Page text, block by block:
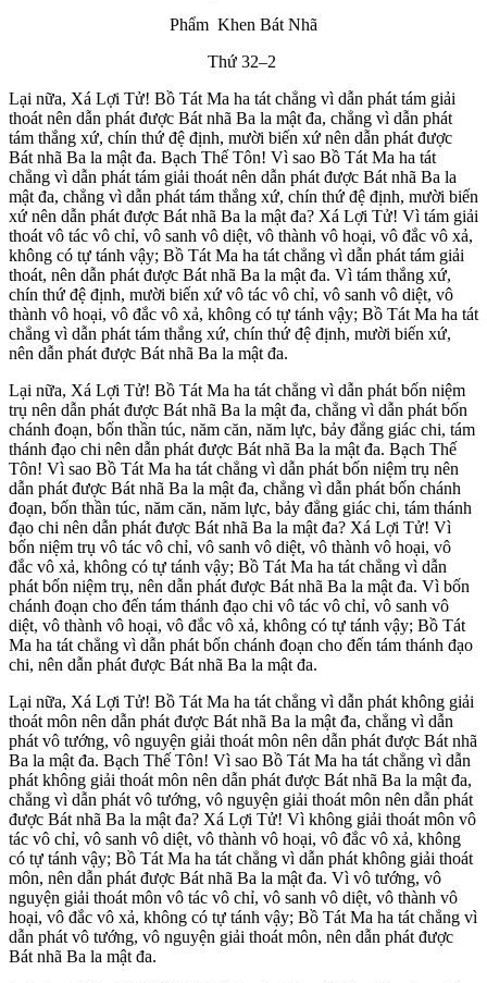
Phẩm Khen Bát Nhã
Thứ 32–2
Lại nữa, Xá Lợi Tử! Bồ Tát Ma ha tát chẳng vì dẫn phát tám giải
thoát nên dẫn phát được Bát nhã Ba la mật đa, chẳng vì dẫn phát
tám thắng xứ, chín thứ đệ định, mười biến xứ nên dẫn phát được
Bát nhã Ba la mật đa. Bạch Thế Tôn! Vì sao Bồ Tát Ma ha tát
chẳng vì dẫn phát tám giải thoát nên dẫn phát được Bát nhã Ba la
mật đa, chẳng vì dẫn phát tám thắng xứ, chín thứ đệ định, mười biến
xứ nên dẫn phát được Bát nhã Ba la mật đa? Xá Lợi Tử! Vì tám giải
thoát vô tác vô chỉ, vô sanh vô diệt, vô thành vô hoại, vô đắc vô xả,
không có tự tánh vậy; Bồ Tát Ma ha tát chẳng vì dẫn phát tám giải
thoát, nên dẫn phát được Bát nhã Ba la mật đa. Vì tám thắng xứ,
chín thứ đệ định, mười biến xứ vô tác vô chỉ, vô sanh vô diệt, vô
thành vô hoại, vô đắc vô xả, không có tự tánh vậy; Bồ Tát Ma ha tát
chẳng vì dẫn phát tám thắng xứ, chín thứ đệ định, mười biến xứ,
nên dẫn phát được Bát nhã Ba la mật đa.
Lại nữa, Xá Lợi Tử! Bồ Tát Ma ha tát chẳng vì dẫn phát bốn niệm
trụ nên dẫn phát được Bát nhã Ba la mật đa, chẳng vì dẫn phát bốn
chánh đoạn, bốn thần túc, năm căn, năm lực, bảy đẳng giác chi, tám
thánh đạo chi nên dẫn phát được Bát nhã Ba la mật đa. Bạch Thế
Tôn! Vì sao Bồ Tát Ma ha tát chẳng vì dẫn phát bốn niệm trụ nên
dẫn phát được Bát nhã Ba la mật đa, chẳng vì dẫn phát bốn chánh
đoạn, bốn thần túc, năm căn, năm lực, bảy đẳng giác chi, tám thánh
đạo chi nên dẫn phát được Bát nhã Ba la mật đa? Xá Lợi Tử! Vì
bốn niệm trụ vô tác vô chỉ, vô sanh vô diệt, vô thành vô hoại, vô
đắc vô xả, không có tự tánh vậy; Bồ Tát Ma ha tát chẳng vì dẫn
phát bốn niệm trụ, nên dẫn phát được Bát nhã Ba la mật đa. Vì bốn
chánh đoạn cho đến tám thánh đạo chi vô tác vô chỉ, vô sanh vô
diệt, vô thành vô hoại, vô đắc vô xả, không có tự tánh vậy; Bồ Tát
Ma ha tát chẳng vì dẫn phát bốn chánh đoạn cho đến tám thánh đạo
chi, nên dẫn phát được Bát nhã Ba la mật đa.
Lại nữa, Xá Lợi Tử! Bồ Tát Ma ha tát chẳng vì dẫn phát không giải
thoát môn nên dẫn phát được Bát nhã Ba la mật đa, chẳng vì dẫn
phát vô tướng, vô nguyện giải thoát môn nên dẫn phát được Bát nhã
Ba la mật đa. Bạch Thế Tôn! Vì sao Bồ Tát Ma ha tát chẳng vì dẫn
phát không giải thoát môn nên dẫn phát được Bát nhã Ba la mật đa,
chẳng vì dẫn phát vô tướng, vô nguyện giải thoát môn nên dẫn phát
được Bát nhã Ba la mật đa? Xá Lợi Tử! Vì không giải thoát môn vô
tác vô chỉ, vô sanh vô diệt, vô thành vô hoại, vô đắc vô xả, không
có tự tánh vậy; Bồ Tát Ma ha tát chẳng vì dẫn phát không giải thoát
môn, nên dẫn phát được Bát nhã Ba la mật đa. Vì vô tướng, vô
nguyện giải thoát môn vô tác vô chỉ, vô sanh vô diệt, vô thành vô
hoại, vô đắc vô xả, không có tự tánh vậy; Bồ Tát Ma ha tát chẳng vì
dẫn phát vô tướng, vô nguyện giải thoát môn, nên dẫn phát được
Bát nhã Ba la mật đa.